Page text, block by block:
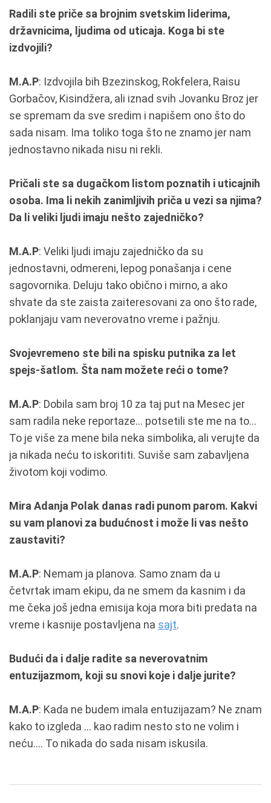
Radili ste priče sa brojnim svetskim liderima,
državnicima, ljudima od uticaja. Koga bi ste
izdvojili?
M.A.P: Izdvojila bih Bzezinskog, Rokfelera, Raisu
Gorbačov, Kisindžera, ali iznad svih Jovanku Broz jer
se spremam da sve sredim i napišem ono što do
sada nisam. Ima toliko toga što ne znamo jer nam
jednostavno nikada nisu ni rekli.
Pričali ste sa dugačkom listom poznatih i uticajnih
osoba. Ima li nekih zanimljivih priča u vezi sa njima?
Da li veliki ljudi imaju nešto zajedničko?
M.A.P: Veliki ljudi imaju zajedničko da su
jednostavni, odmereni, lepog ponašanja i cene
sagovornika. Deluju tako obično i mirno, a ako
shvate da ste zaista zaiteresovani za ono što rade,
poklanjaju vam neverovatno vreme i pažnju.
Svojevremeno ste bili na spisku putnika za let
spejs-šatlom. Šta nam možete reći o tome?
M.A.P: Dobila sam broj 10 za taj put na Mesec jer
sam radila neke reportaze... potsetili ste me na to...
To je više za mene bila neka simbolika, ali verujte da
ja nikada neću to iskorititi. Suviše sam zabavljena
životom koji vodimo.
Mira Adanja Polak danas radi punom parom. Kakvi
su vam planovi za budućnost i može li vas nešto
zaustaviti?
M.A.P: Nemam ja planova. Samo znam da u
četvrtak imam ekipu, da ne smem da kasnim i da
me čeka još jedna emisija koja mora biti predata na
vreme i kasnije postavljena na sajt.
Budući da i dalje radite sa neverovatnim
entuzijazmom, koji su snovi koje i dalje jurite?
M.A.P: Kada ne budem imala entuzijazam? Ne znam
kako to izgleda ... kao radim nesto sto ne volim i
neću.... To nikada do sada nisam iskusila.